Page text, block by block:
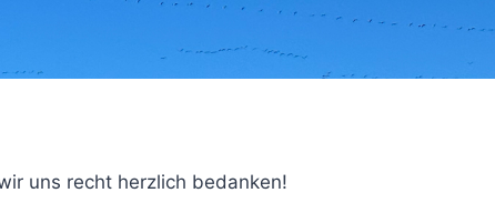
uns recht herzlich bedanken!